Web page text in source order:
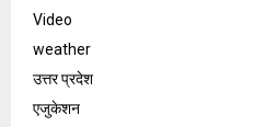
Video
weather
उत्तर प्रदेश
एजुकेशन